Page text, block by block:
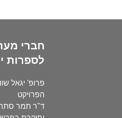
חברי
לספרות
פרופ' יגאל
הפרויקט
ד"ר תמר סתר